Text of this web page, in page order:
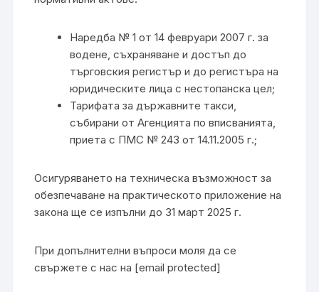
Наредба № 1 от 14 февруари 2007 г. за
водене, съхраняване и достъп до
търговския регистър и до регистъра на
юридическите лица с нестопанска цел;
Тарифата за държавните такси,
събирани от Агенцията по вписванията,
приета с ПМС № 243 от 14.11.2005 г.;
Осигуряването на техническа възможност за
обезпечаване на практическото приложение на
закона ще се изпълни до 31 март 2025 г.
При допълнителни въпроси моля да се
свържете с нас на [email protected]